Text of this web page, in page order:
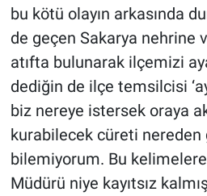
bu kötü olayın arkasında
de geçen Sakarya nehrine
atıfta bulunarak ilçemizi
dediğin de ilçe temsilcisi
biz nereye istersek oraya
kurabilecek cüreti nereden
bilemiyorum. Bu
Müdürü niye kayıtsız